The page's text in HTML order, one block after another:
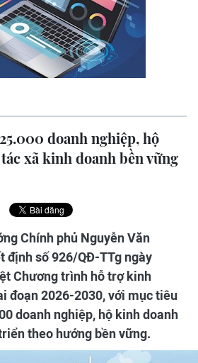
doanh nghiệp, hộ
xã kinh doanh bền vững
Chính phủ Nguyễn Văn
định số 926/QĐ-TTg ngày
Chương trình hỗ trợ kinh
đoạn 2026-2030, với mục tiêu
doanh nghiệp, hộ kinh doanh
theo hướng bền vững.